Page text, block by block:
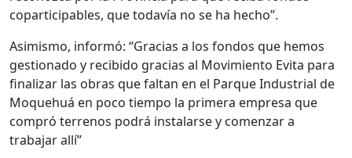
coparticipables, que todavía no se ha hecho”.
Asimismo, informó: “Gracias a los fondos que hemos
gestionado y recibido gracias al Movimiento Evita para
finalizar las obras que faltan en el Parque Industrial de
Moquehuá en poco tiempo la primera empresa que
compró terrenos podrá instalarse y comenzar a
trabajar allí”